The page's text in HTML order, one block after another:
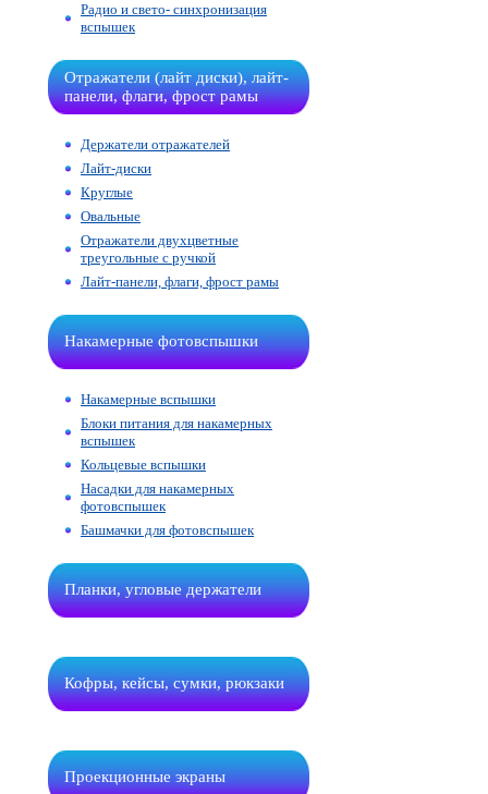
Радио и свето- синхронизация
вспышек
Отражатели (лайт диски), лайт-
панели, флаги, фрост рамы
Держатели отражателей
Лайт-диски
Круглые
Овальные
Отражатели двухцветные
треугольные с ручкой
Лайт-панели, флаги, фрост рамы
Накамерные фотовспышки
Накамерные вспышки
Блоки питания для накамерных
вспышек
Кольцевые вспышки
Насадки для накамерных
фотовспышек
Башмачки для фотовспышек
Планки, угловые держатели
Кофры, кейсы, сумки, рюкзаки
Проекционные экраны